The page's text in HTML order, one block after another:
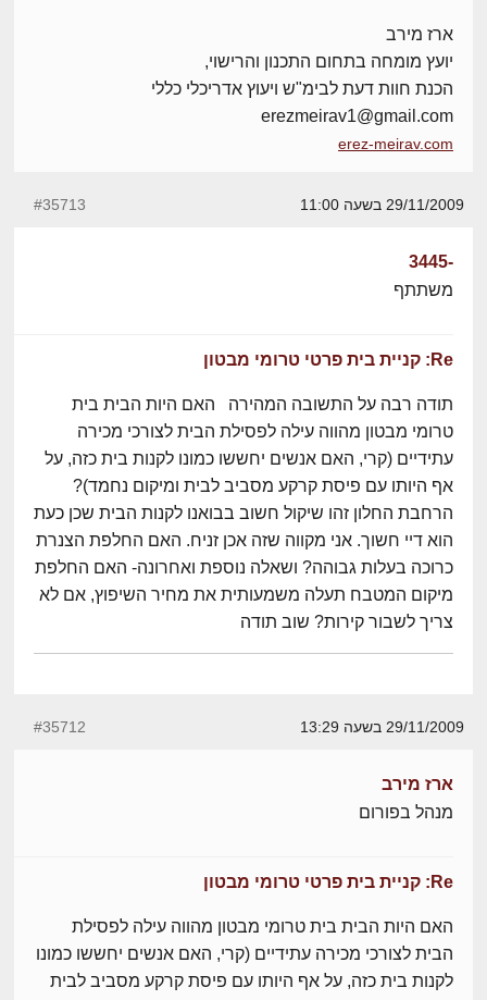
ארז מירב
יועץ מומחה בתחום התכנון והרישוי,
הכנת חוות דעת לבימ"ש ויעוץ אדריכלי כללי
erezmeirav1@gmail.com
erez-meirav.com
29/11/2009 בשעה 11:00 #35713
-3445
משתתף
Re: קניית בית פרטי טרומי מבטון
תודה רבה על התשובה המהירה האם היות הבית בית
טרומי מבטון מהווה עילה לפסילת הבית לצורכי מכירה
עתידיים (קרי, האם אנשים יחששו כמונו לקנות בית כזה, על
אף היותו עם פיסת קרקע מסביב לבית ומיקום נחמד)?
הרחבת החלון זהו שיקול חשוב בבואנו לקנות הבית שכן כעת
הוא דיי חשוך. אני מקווה שזה אכן זניח. האם החלפת הצנרת
כרוכה בעלות גבוהה? ושאלה נוספת ואחרונה- האם החלפת
מיקום המטבח תעלה משמעותית את מחיר השיפוץ, אם לא
צריך לשבור קירות? שוב תודה
29/11/2009 בשעה 13:29 #35712
ארז מירב
מנהל בפורום
Re: קניית בית פרטי טרומי מבטון
האם היות הבית בית טרומי מבטון מהווה עילה לפסילת
הבית לצורכי מכירה עתידיים (קרי, האם אנשים יחששו כמונו
לקנות בית כזה, על אף היותו עם פיסת קרקע מסביב לבית